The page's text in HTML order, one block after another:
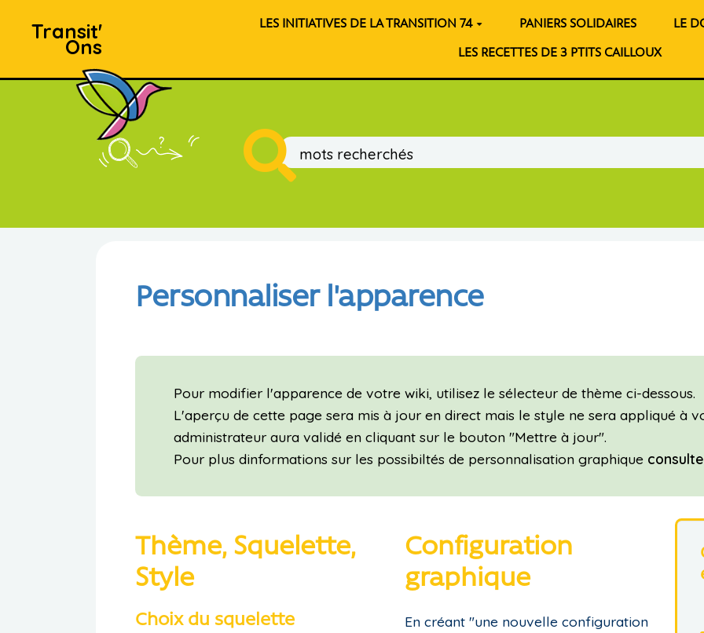
Transit'
Ons
LES INITIATIVES DE LA TRANSITION 74 PANIERS SOLIDAIRES LE
LES RECETTES DE 3 PTITS CAILLOUX
Personnaliser l'apparence
Pour modifier l'apparence de votre wiki, utilisez le sélecteur de thème ci-dessous.
L'aperçu de cette page sera mis à jour en direct mais le style ne sera appliqué à
administrateur aura validé en cliquant sur le bouton "Mettre à jour".
Pour plus dinformations sur les possibiltés de personnalisation graphique
Thème, Squelette,
Style
Choix du squelette
Configuration
graphique
En créant "une nouvelle configuration